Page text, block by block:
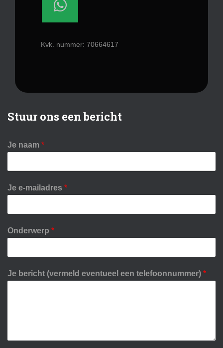
Kvk. nummer: 70664617
Stuur ons een bericht
Je naam *
Je e-mailadres *
Onderwerp *
Je bericht (vermeld eventueel een telefoonnummer) *